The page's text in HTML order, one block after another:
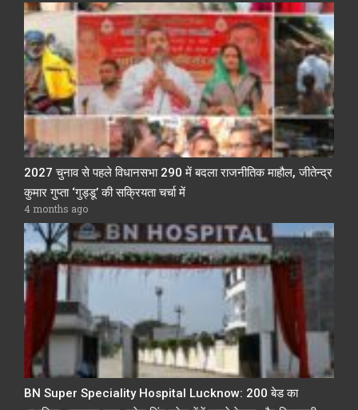
2027 चुनाव से पहले विधानसभा 290 में बदला राजनीतिक माहौल, जीतेन्द्र
कुमार गुप्ता ‘गुड्डू’ की सक्रियता चर्चा में
4 months ago
BN Super Speciality Hospital Lucknow: 200 बेड का